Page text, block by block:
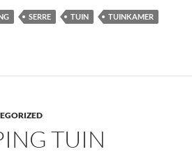
SERRE TUIN
TUINKAMER
TUIN